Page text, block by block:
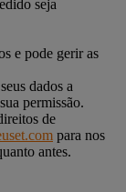
seja
e pode gerir as
dados a
permissão.
de
para nos
antes.